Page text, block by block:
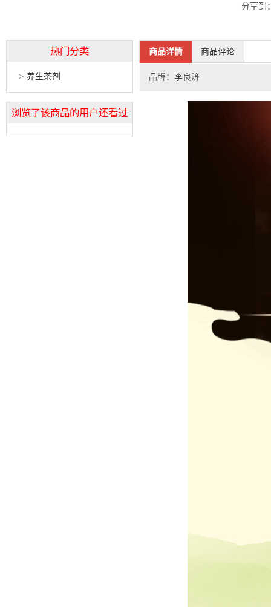
分享到
热门分类
养生茶剂
浏览了该商品的用户还看过
商品详情 商品评论
品牌： 李良济